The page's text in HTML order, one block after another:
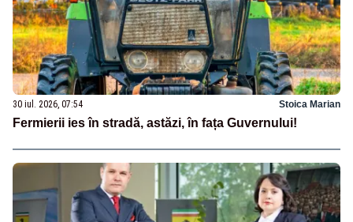
30 iul. 2026, 07:54 Stoica Marian
Fermierii ies în stradă, astăzi, în fața Guvernului!